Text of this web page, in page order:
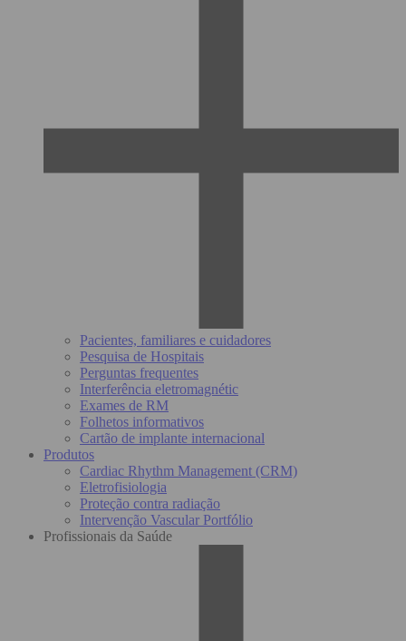
Pacientes, familiares e cuidadores
Pesquisa de Hospitais
Perguntas frequentes
Interferência eletromagnétic
Exames de RM
Folhetos informativos
Cartão de implante internacional
Produtos
Cardiac Rhythm Management (CRM)
Eletrofisiologia
Proteção contra radiação
Intervenção Vascular Portfólio
Profissionais da Saúde